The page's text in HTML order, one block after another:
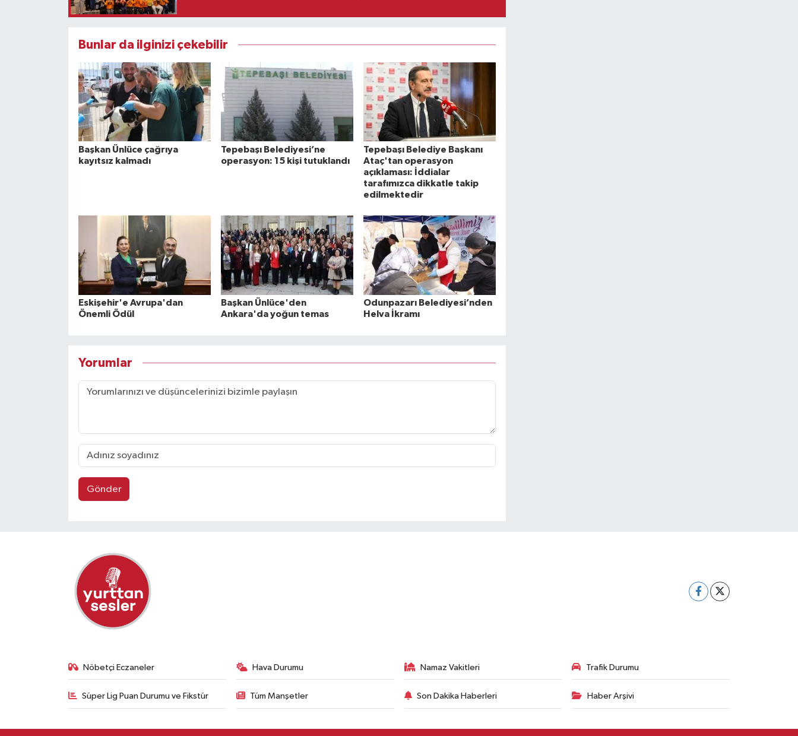
Bunlar da ilginizi çekebilir
Başkan Ünlüce çağrıya
kayıtsız kalmadı
Tepebaşı Belediyesi’ne
operasyon: 15 kişi tutuklandı
Tepebaşı Belediye Başkanı
Ataç'tan operasyon
açıklaması: İddialar
tarafımızca dikkatle takip
edilmektedir
Eskişehir'e Avrupa'dan
Önemli Ödül
Başkan Ünlüce'den
Ankara'da yoğun temas
Odunpazarı Belediyesi’nden
Helva İkramı
Yorumlar
Gönder
Nöbetçi Eczaneler Hava Durumu Namaz Vakitleri Trafik Durumu
Süper Lig Puan Durumu ve Fikstür Tüm Manşetler Son Dakika Haberleri Haber Arşivi